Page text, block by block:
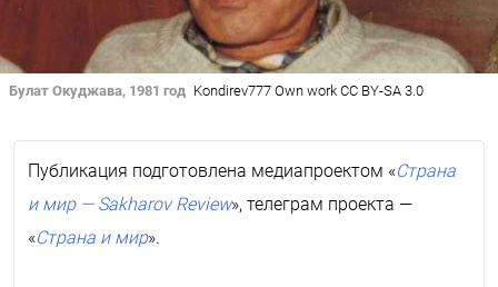
Булат Окуджава, 1981 год Kondirev777 Own work CC BY-SA 3.0
Публикация подготовлена медиапроектом «Страна
и мир — Sakharov Review», телеграм проекта —
«Страна и мир».